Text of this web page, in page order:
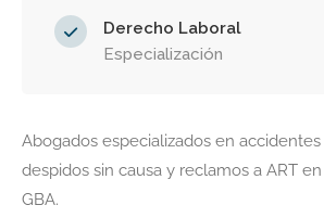
Derecho Laboral
Especialización
Abogados especializados en
despidos sin causa y reclamos a ART
GBA.